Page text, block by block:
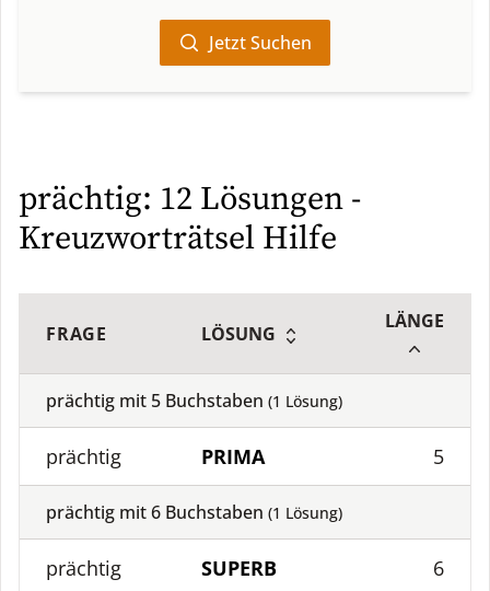
Jetzt Suchen
prächtig: 12 Lösungen -
Kreuzworträtsel Hilfe
FRAGE LÖSUNG
LÄNGE
prächtig mit 5 Buchstaben (1 Lösung)
prächtig PRIMA 5
prächtig mit6 Buchstaben (1 Lösung)
prächtig SUPERB 6